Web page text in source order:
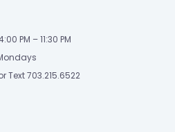
PM – 11:30 PM
Text 703.215.6522